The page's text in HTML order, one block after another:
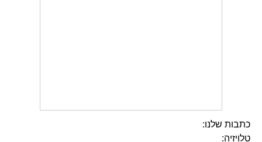
כתבות שלנו:
טלויזיה: